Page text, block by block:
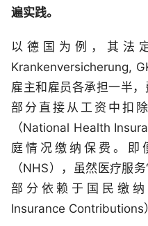
遍实践。
以德国为例，其法
Krankenversicherung,
雇主和雇员各承担一半
部分直接从工资中扣
（National Health
庭情况缴纳保费。即
（NHS），虽然医疗服
部分依赖于国民缴
Insurance Contributions